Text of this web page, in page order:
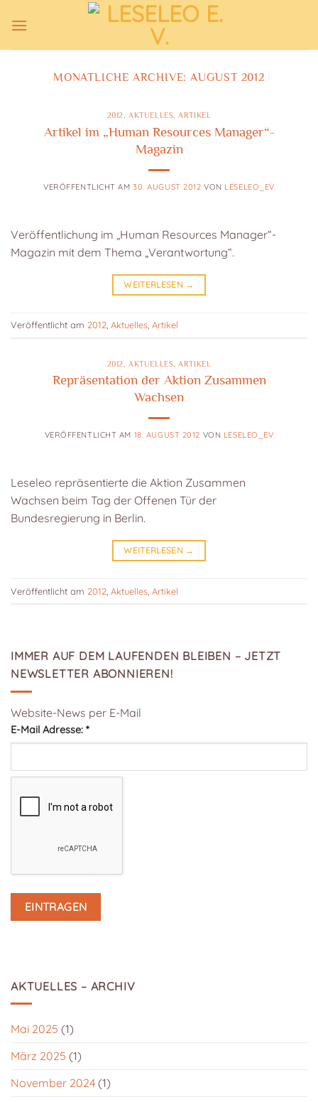
Inhalt
MONATLICHE ARCHIVE:AUGUST 2012
2012,AKTUELLES,ARTIKEL
Artikel im „Human Resources Manager“-
Magazin
VERÖFFENTLICHT AM30. AUGUST 2012 VON LESELEO_EV
Veröffentlichung im „Human Resources Manager“-
Magazin mit dem Thema „Verantwortung“.
WEITERLESEN →
Veröffentlicht am 2012 Aktuelles Artikel
2012,AKTUELLES,ARTIKEL
Repräsentation der Aktion Zusammen
Wachsen
VERÖFFENTLICHT AM 18. AUGUST 2012 VON LESELEO_EV
Leseleo repräsentierte die Aktion Zusammen
Wachsen beim Tag der Offenen Tür der
Bundesregierung in Berlin.
WEITERLESEN →
Veröffentlicht am 2012 Aktuelles Artikel
IMMER AUF DEM LAUFENDEN BLEIBEN – JETZT
NEWSLETTER ABONNIEREN!
Website-News per E-Mail
E-Mail Adresse: *
AKTUELLES – ARCHIV
Mai 2025 (1)
März 2025 (1)
November 2024 (1)